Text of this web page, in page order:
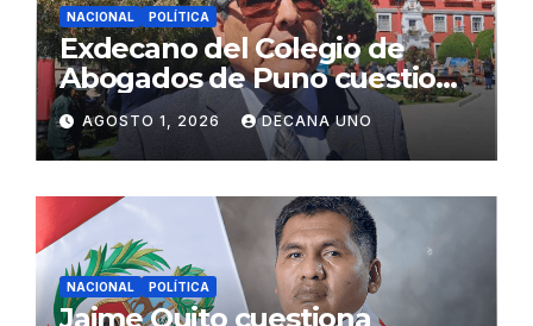
NACIONAL POLÍTICA
Exdecano del Colegio de
Abogados de Puno cuestiona
propuestas sobre seguridad
ciudadana
AGOSTO 1, 2026 DECANA UNO
NACIONAL POLÍTICA
Jaime Quito cuestiona